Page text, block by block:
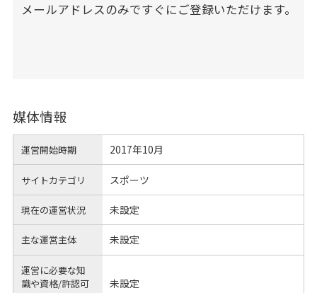
メールアドレスのみですぐにご登録いただけます。
媒体情報
運営開始時期 2017年10月
サイトカテゴリ スポーツ
現在の運営状況 未設定
主な運営主体 未設定
運営に必要な知
識や資格/許認可
未設定